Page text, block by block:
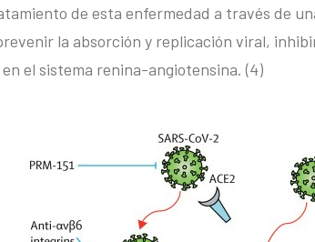
de esta enfermedad a través de
la absorción y replicación viral,
el sistema renina-angiotensina. (4)